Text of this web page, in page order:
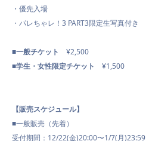
・優先入場
・パレちゃレ！3 PART3限定生写真付き
■一般チケット ¥2,500
■学生・ 女性限定チケット ¥1,500
【販売スケジュール】
■一般販売（先着）
受付期間：12/22(金)20:00〜1/7(月)23:59